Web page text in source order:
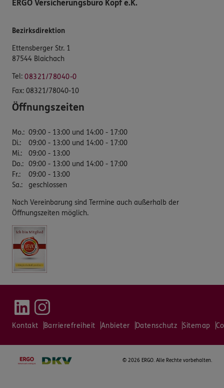
ERGO Versicherungsbüro Köpf e.K.
Bezirksdirektion
Ettensberger Str. 1
87544 Blaichach
Tel: 08321/78040-0
Fax: 08321/78040-10
Öffnungszeiten
Mo.: 09:00 - 13:00 und 14:00 - 17:00
Di.:
09:00 - 13:00 und 14:00 - 17:00
Mi.:
09:00 - 13:00
Do.: 09:00 - 13:00 und 14:00 - 17:00
Fr.:
09:00 - 13:00
Sa.: geschlossen
Nach Vereinbarung sind Termine auch außerhalb der
Öffnungszeiten möglich.
Kontakt Barrierefreiheit Anbieter Datenschutz Sitemap
© 2026 ERGO. Alle Rechte vorbehalten.